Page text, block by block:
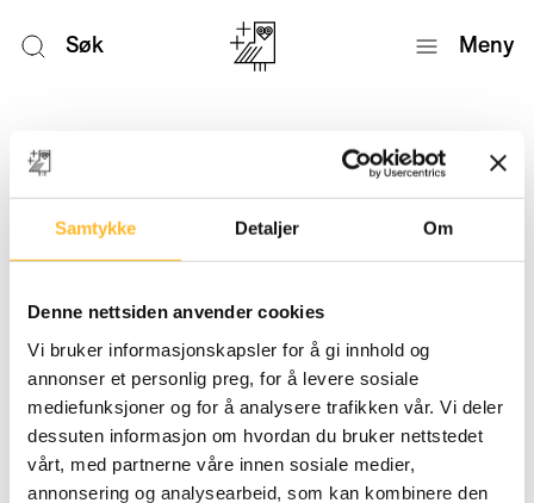
Samtykke Detaljer Om
Denne nettsiden anvender cookies
Vi bruker informasjonskapsler for å gi innhold og
annonser et personlig preg, for å levere sosiale
mediefunksjoner og for å analysere trafikken vår. Vi deler
dessuten informasjon om hvordan du bruker nettstedet
vårt, med partnerne våre innen sosiale medier,
annonsering og analysearbeid, som kan kombinere den
Søk Meny
Nyheter